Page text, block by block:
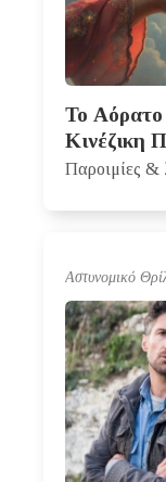
Το
Κινέζικη
Παροιμίες &
Αστυνομικό